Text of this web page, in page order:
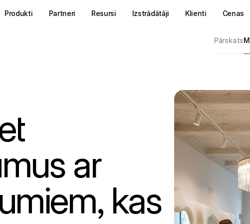
Pārskats
Produkti Partneri Resursi Izstrādātāji Klienti Cenas
apmaksas risinājumu,
optimizēts konversijai
maksājumus
pieņemšana un riska pārvaldība
krāpniecību un uzlabojiet
Maksājuma saites
Izveidojiet, nosūtiet un pielāgojiet
Iegūstiet ātru finansējumu ar elastīgu
SaaS un E-komercijai
Izpētiet mūsu SaaS un e-komercijas partneru programmu
ar
kas